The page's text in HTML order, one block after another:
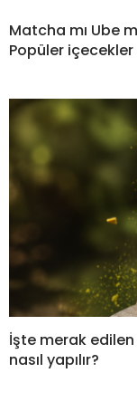
Matcha mı Ube
Popüler içecekler
İşte merak edilen
nasıl yapılır?